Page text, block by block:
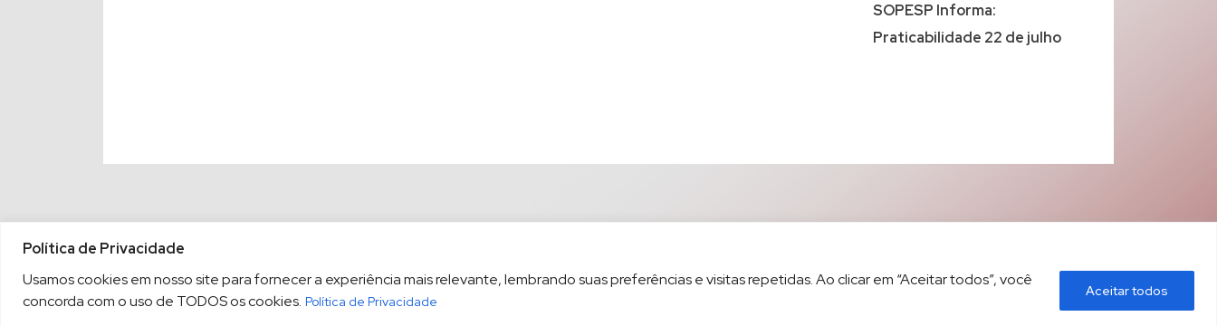
Política de Privacidade
Usamos cookies em nosso site para fornecer a experiência mais relevante, lembrando suas preferências e visitas repetidas. Ao clicar em “Aceitar todos”, você
concorda com o uso de TODOS os cookies. Política de Privacidade
Aceitar todos
SOPESP Informa:
Praticabilidade 22 de julho